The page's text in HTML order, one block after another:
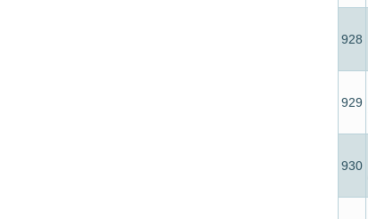
928
929
930